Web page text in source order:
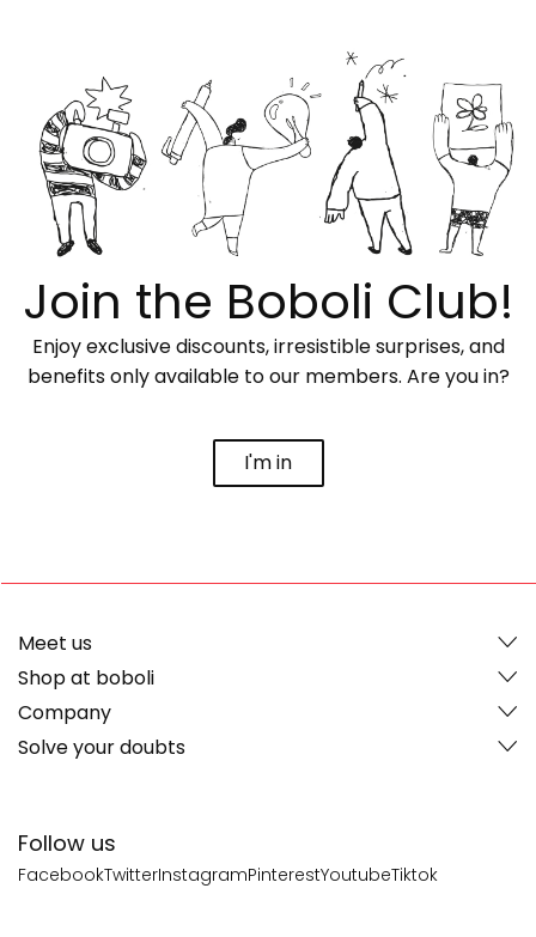
Join the Boboli Club!
Enjoy exclusive discounts, irresistible surprises, and
benefits only available to our members. Are you in?
I'm in
Follow us
FacebookTwitterInstagramPinterestYoutubeTiktok
Meet us
Shop at boboli
Company
Solve your doubts